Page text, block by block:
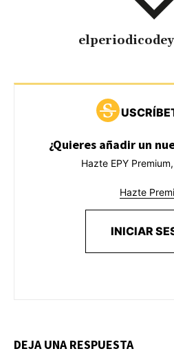
¿Quieres añadir un
Hazte EPY
Hazte
INICIAR
DEJA UNA RESPUESTA